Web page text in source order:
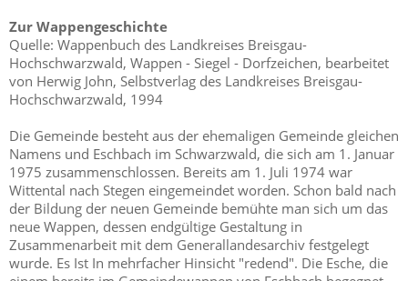
Zur Wappengeschichte
Quelle: Wappenbuch des Landkreises Breisgau-
Hochschwarzwald, Wappen - Siegel - Dorfzeichen, bearbeitet
von Herwig John, Selbstverlag des Landkreises Breisgau-
Hochschwarzwald, 1994
Die Gemeinde besteht aus der ehemaligen Gemeinde gleichen
Namens und Eschbach im Schwarzwald, die sich am 1. Januar
1975 zusammenschlossen. Bereits am 1. Juli 1974 war
Wittental nach Stegen eingemeindet worden. Schon bald nach
der Bildung der neuen Gemeinde bemühte man sich um das
neue Wappen, dessen endgültige Gestaltung in
Zusammenarbeit mit dem Generallandesarchiv festgelegt
wurde. Es Ist In mehrfacher Hinsicht "redend". Die Esche, die